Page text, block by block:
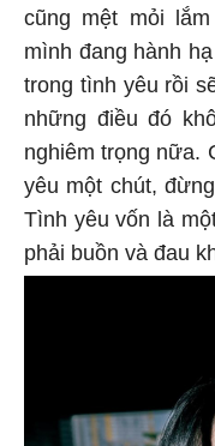
cũng mệt mỏi
mình đang hành
trong tình yêu rồi
những điều đó
nghiêm trọng nữa.
yêu một chút,
Tình yêu vốn là
phải buồn và đau